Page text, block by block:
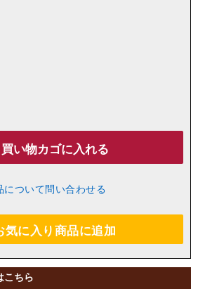
買い物カゴに入れる
について問い合わせる
気に入り商品に追加
こちら